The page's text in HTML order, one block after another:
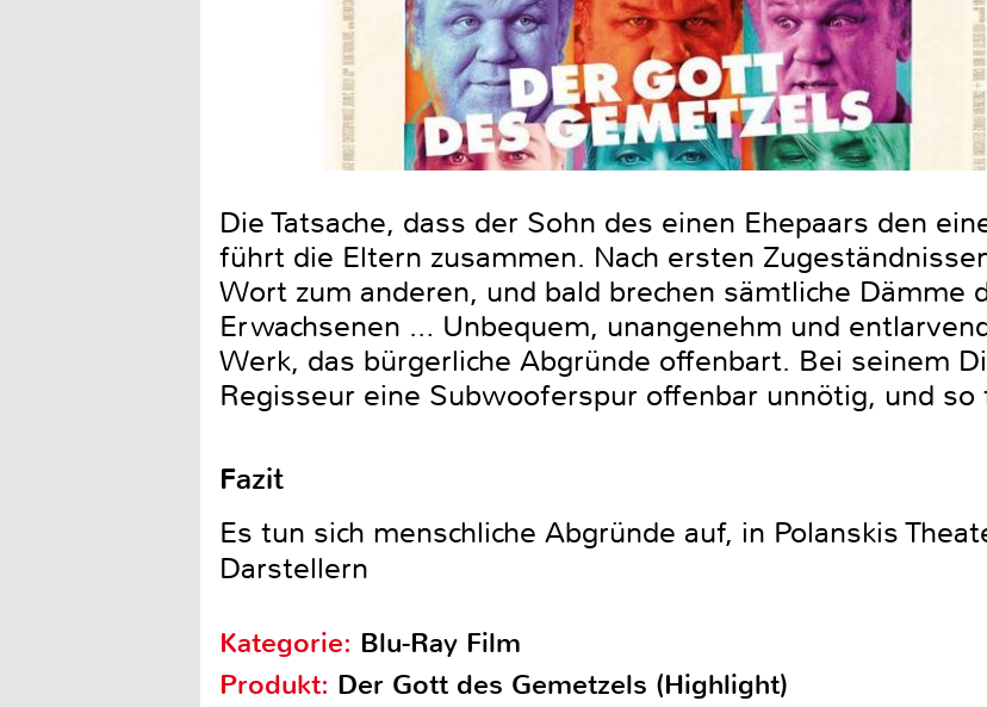
Die Tatsache, dass der Sohn des einen Ehepaars den
führt die Eltern zusammen. Nach ersten
Wort zum anderen, und bald brechen sämtliche Dämme
Erwachsenen … Unbequem, unangenehm und
Werk, das bürgerliche Abgründe offenbart. Bei seinem
Regisseur eine Subwooferspur offenbar unnötig, und
Fazit
Es tun sich menschliche Abgründe auf, in Polanskis
Darstellern
Kategorie: Blu-Ray Film
Produkt: Der Gott des Gemetzels (Highlight)